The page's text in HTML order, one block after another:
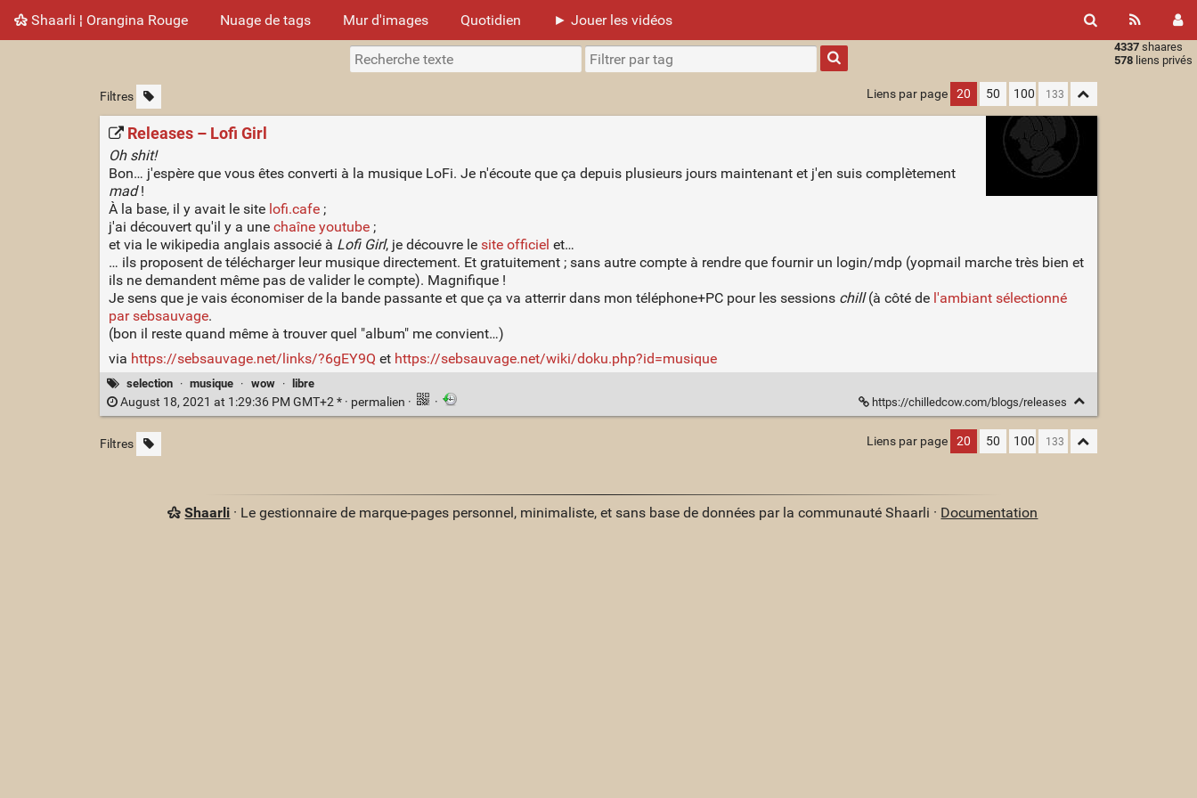
Shaarli ¦ Orangina Rouge Nuage de tags Mur d'images Quotidien ► Jouer les vidéos
4337 shaares
578 liens privés
Type 1 or
more
characters
results.
Filtres Liens par page 20 50 100
Releases – Lofi Girl
Oh shit!
Bon… j'espère que vous êtes converti à la musique LoFi. Je n'écoute que ça depuis plusieurs jours maintenant et j'en suis complètement
mad!
À la base, il y avait le site lofi.cafe;
j'ai découvert qu'il y a une chaîne youtube;
et via le wikipedia anglais associé à Lofi Girl, je découvre le site officiel et…
… ils proposent de télécharger leur musique directement. Et gratuitement ; sans autre compte à rendre que fournir un login/mdp (yopmail marche très bien et
ils ne demandent même pas de valider le compte). Magnifique !
Je sens que je vais économiser de la bande passante et que ça va atterrir dans mon téléphone+PC pour les sessions chill(à côté de l'ambiant sélectionné
par sebsauvage.
(bon il reste quand même à trouver quel "album" me convient…)
via https://sebsauvage.net/links/?6gEY9Q et https://sebsauvage.net/wiki/doku.php?id=musique
selection · musique · wow · libre
August 18, 2021 at 1:29:36 PM GMT+2 * · permalien · · https://chilledcow.com/blogs/releases
Filtres Liens par page 20 50 100
Shaarli · Le gestionnaire de marque-pages personnel, minimaliste, et sans base de données par la communauté Shaarli · Documentation